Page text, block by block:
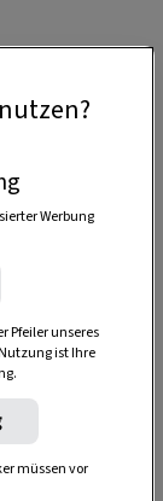
Werbung
Pfeiler unseres
ist Ihre
müssen vor